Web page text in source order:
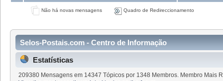
Não há novas mensagens Quadro de Redireccionamento
Selos-Postais.com - Centro de Informação
Estatísticas
209380 Mensagens em 14347 Tópicos por 1348 Membros. Membro Mais